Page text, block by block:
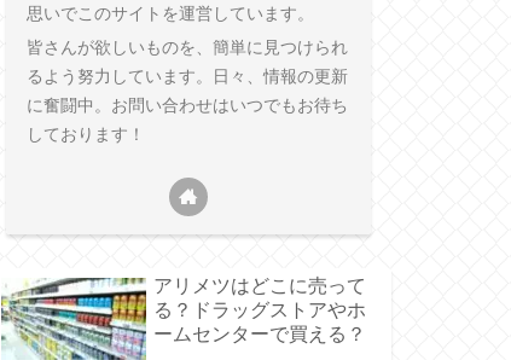
思いでこのサイトを運営しています。
皆さんが欲しいものを、簡単に見つけられ
るよう努力しています。日々、情報の更新
に奮闘中。お問い合わせはいつでもお待ち
しております！
アリメツはどこに売って
る？ドラッグストアやホ
ームセンターで買える？